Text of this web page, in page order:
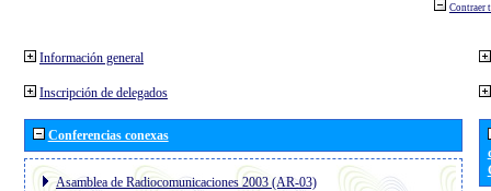
Contraer
Información general
Inscripción de delegados
Conferencias conexas
Asamblea de Radiocomunicaciones 2003 (AR-03)